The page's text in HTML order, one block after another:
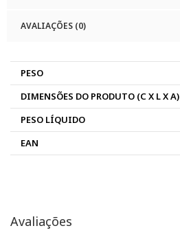
AVALIAÇÕES (0)
PESO
DIMENSÕES DO PRODUTO (C X L X A)
PESO LÍQUIDO
EAN
Avaliações